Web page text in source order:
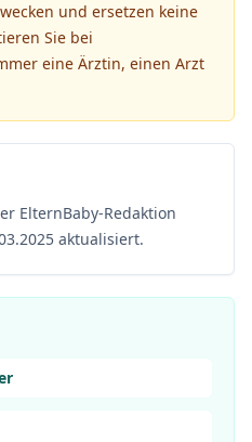
und ersetzen keine
Sie bei
eine Ärztin, einen Arzt
ElternBaby-Redaktion
aktualisiert.